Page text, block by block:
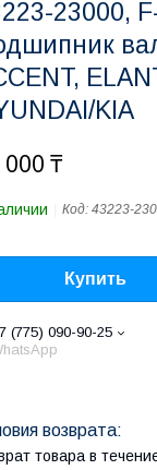
23000,
KIA
000 ₸
Код: 43223-
Купить
(775) 090-90-25
товара в